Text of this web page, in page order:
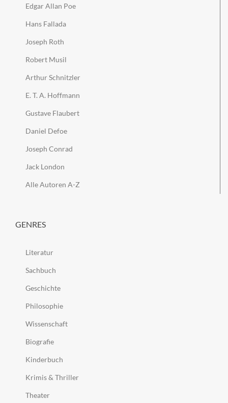
Edgar Allan Poe
Hans Fallada
Joseph Roth
Robert Musil
Arthur Schnitzler
E. T. A. Hoffmann
Gustave Flaubert
Daniel Defoe
Joseph Conrad
Jack London
Alle Autoren A-Z
GENRES
Literatur
Sachbuch
Geschichte
Philosophie
Wissenschaft
Biografie
Kinderbuch
Krimis & Thriller
Theater